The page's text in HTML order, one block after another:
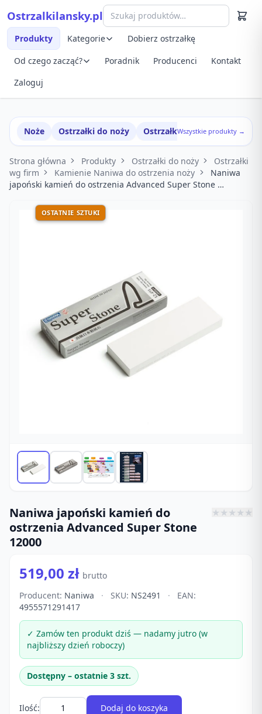
Ostrzalkilansky.pl
Produkty Kategorie
Dobierz ostrzałkę
Od czego zacząć?
Poradnik Producenci
Kontakt
Zaloguj
Noże Ostrzałki do noży Ostrzałki w zestawach
Wszystkie produkty →
Strona główna Produkty Ostrzałki do noży
Ostrzałki
wg firm
Kamienie Naniwa do ostrzenia noży
Naniwa
japoński kamień do ostrzenia Advanced Super Stone …
OSTATNIE SZTUKI
Naniwa japoński kamień do
ostrzenia Advanced Super Stone
12000
★★★★★
519,00 zł brutto
Producent: Naniwa · SKU: NS2491 ·
EAN:
4955571291417
✓ Zamów ten produkt dziś — nadamy jutro (w
najbliższy dzień roboczy)
Dostępny – ostatnie 3 szt.
Ilość: Dodaj do koszyka
Szybki podgląd produktu